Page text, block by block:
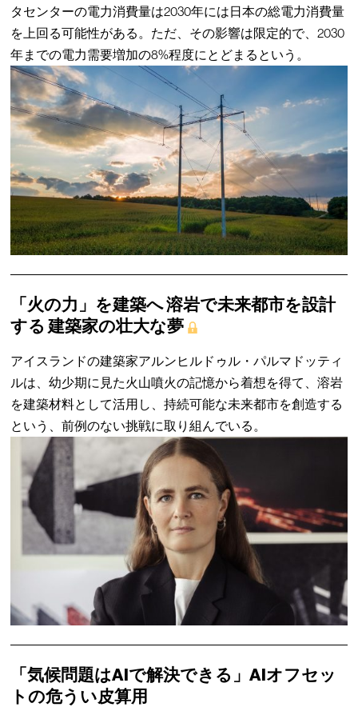
タセンターの電力消費量は2030年には日本の総電力消費量
を上回る可能性がある。ただ、その影響は限定的で、2030
年までの電力需要増加の8%程度にとどまるという。
「火の力」を建築へ 溶岩で未来都市を設計
する 建築家の壮大な夢
アイスランドの建築家アルンヒルドゥル・パルマドッティ
ルは、幼少期に見た火山噴火の記憶から着想を得て、溶岩
を建築材料として活用し、持続可能な未来都市を創造する
という、前例のない挑戦に取り組んでいる。
「気候問題はAIで解決できる」AIオフセッ
トの危うい皮算用